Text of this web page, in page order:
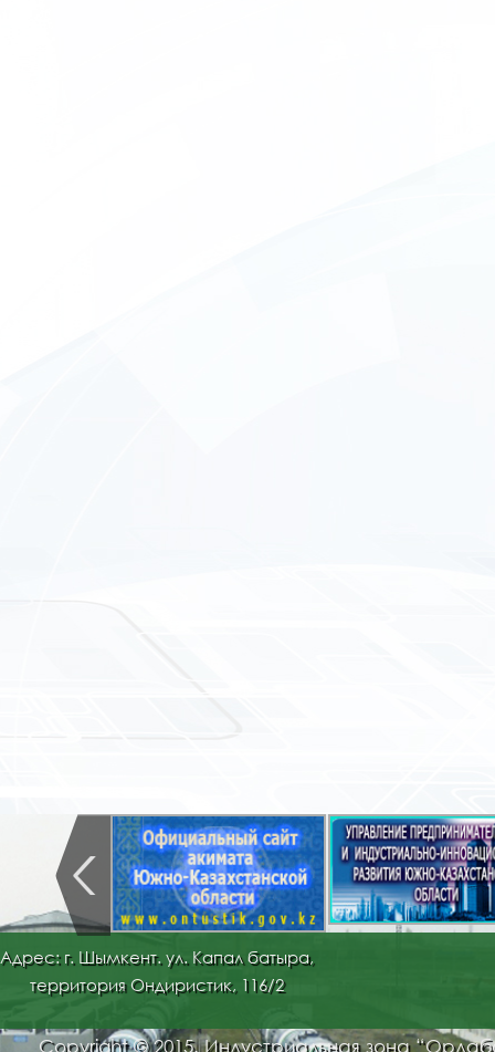
Адрес: г. Шымкент. ул. Капал батыра,
территория Ондиристик, 116/2
Copyright © 2015. Индустриальная зона